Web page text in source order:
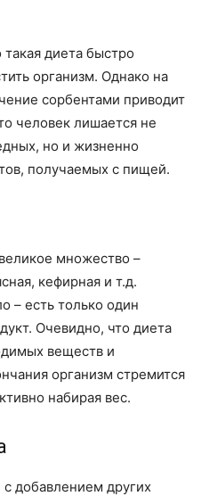
такая диета быстро
организм. Однако на
сорбентами приводит
человек лишается не
но и жизненно
получаемых с пищей.
множество –
кефирная и т.д.
– есть только один
Очевидно, что диета
веществ и
организм стремится
набирая вес.
добавлением других